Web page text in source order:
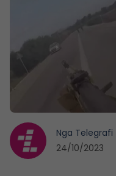
Nga Telegrafi
24/10/2023